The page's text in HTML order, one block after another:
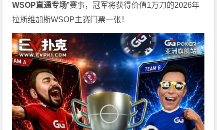
WSOP直通专场”赛事，冠军将获得价值1万刀的2026年
拉斯维加斯WSOP主赛门票一张！